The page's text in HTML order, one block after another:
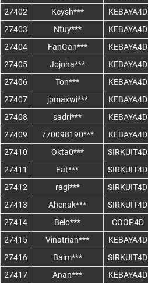
27402
Keysh*** KEBAYA4D
27403
Ntuy*** KEBAYA4D
27404
FanGan*** KEBAYA4D
27405
Jojoha*** KEBAYA4D
27406
Ton*** KEBAYA4D
27407
jpmaxwi*** KEBAYA4D
27408
sadri*** KEBAYA4D
27409
770098190*** KEBAYA4D
27410
Okta0*** SIRKUIT4D
27411
Fat*** SIRKUIT4D
27412
ragi*** SIRKUIT4D
27413
Ahenak*** SIRKUIT4D
27414
Belo*** COOP4D
27415
Vinatrian*** KEBAYA4D
27416
Baim*** SIRKUIT4D
27417
Anan*** KEBAYA4D